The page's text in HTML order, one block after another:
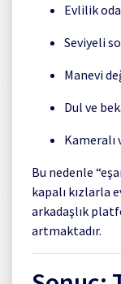
Evlilik
Seviyeli
Manevi
Dul ve
Bu nedenle
kapalı kızlarla
arkadaşlık
artmaktadır.